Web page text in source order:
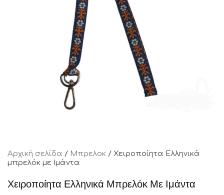
Αρχική σελίδα / Μπρελοκ / Χειροποίητα Ελληνικά
μπρελόκ με Ιμάντα
Χειροποίητα Ελληνικά Μπρελόκ Με Ιμάντα